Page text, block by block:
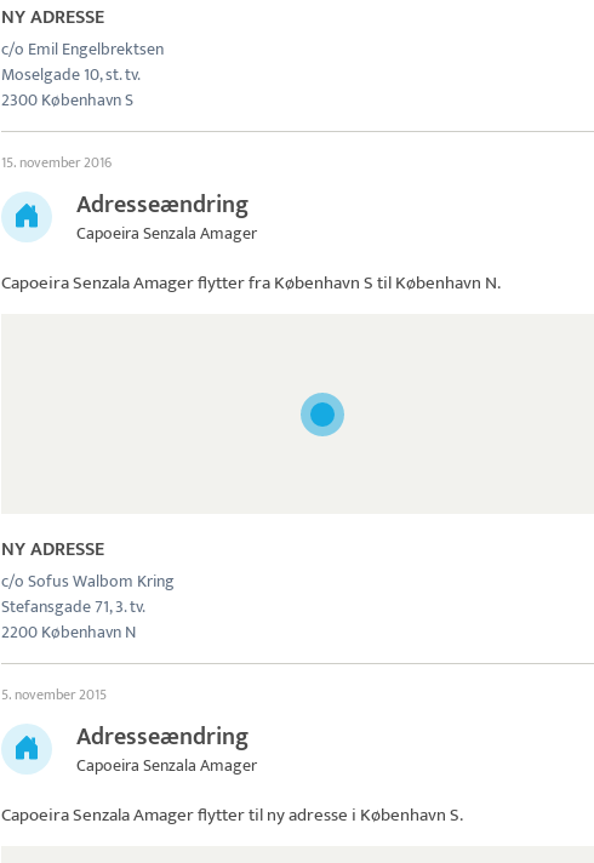
NY ADRESSE
c/o Emil Engelbrektsen
Moselgade 10, st. tv.
2300 København S
15. november 2016
Adresseændring
Capoeira Senzala Amager
Capoeira Senzala Amagerflytter fra København S til København N.
NY ADRESSE
c/o Sofus Walbom Kring
Stefansgade 71, 3. tv.
2200 København N
5. november 2015
Adresseændring
Capoeira Senzala Amager
Capoeira Senzala Amagerflytter til ny adresse i København S.